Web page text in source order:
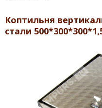
Коптильня
стали